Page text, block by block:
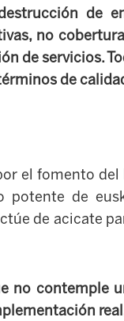
de
no
de servicios.
de
el fomento del
potente de
de acicate
no contemple